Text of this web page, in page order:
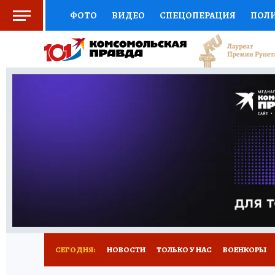
ФОТО ВИДЕО СПЕЦОПЕРАЦИЯ
СОЦПОДДЕРЖКА НАУКА СПОРТ
ВЫБОР ЭКСПЕРТОВ ДОКТОР
ПРОГНОЗЫ НА СПОРТ
НОВОЕ
СЕГОДНЯ: НОВОСТИ ТОЛЬКО У НАС ВОЕНКОРЫ